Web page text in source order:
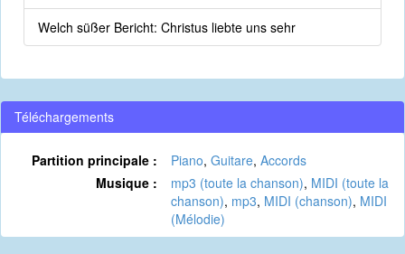
Welch süßer Bericht: Christus liebte uns sehr
Téléchargements
Partition principale : Piano, Guitare, Accords
Musique :
mp3 (toute la chanson), MIDI (toute la
chanson), mp3, MIDI (chanson), MIDI
(Mélodie)